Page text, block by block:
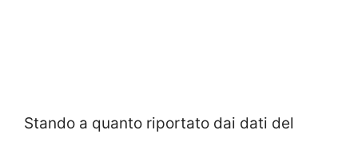
Stando a quanto riportato dai dati del